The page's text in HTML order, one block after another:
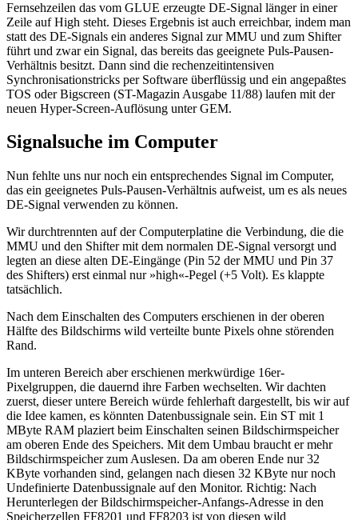
Fernsehzeilen das vom GLUE erzeugte DE-Signal länger in einer
Zeile auf High steht. Dieses Ergebnis ist auch erreichbar, indem man
statt des DE-Signals ein anderes Signal zur MMU und zum Shifter
führt und zwar ein Signal, das bereits das geeignete Puls-Pausen-
Verhältnis besitzt. Dann sind die rechenzeitintensiven
Synchronisationstricks per Software überflüssig und ein angepaßtes
TOS oder Bigscreen (ST-Magazin Ausgabe 11/88) laufen mit der
neuen Hyper-Screen-Auflösung unter GEM.
Signalsuche im Computer
Nun fehlte uns nur noch ein entsprechendes Signal im Computer,
das ein geeignetes Puls-Pausen-Verhältnis aufweist, um es als neues
DE-Signal verwenden zu können.
Wir durchtrennten auf der Computerplatine die Verbindung, die die
MMU und den Shifter mit dem normalen DE-Signal versorgt und
legten an diese alten DE-Eingänge (Pin 52 der MMU und Pin 37
des Shifters) erst einmal nur »high«-Pegel (+5 Volt). Es klappte
tatsächlich.
Nach dem Einschalten des Computers erschienen in der oberen
Hälfte des Bildschirms wild verteilte bunte Pixels ohne störenden
Rand.
Im unteren Bereich aber erschienen merkwürdige 16er-
Pixelgruppen, die dauernd ihre Farben wechselten. Wir dachten
zuerst, dieser untere Bereich würde fehlerhaft dargestellt, bis wir auf
die Idee kamen, es könnten Datenbussignale sein. Ein ST mit 1
MByte RAM plaziert beim Einschalten seinen Bildschirmspeicher
am oberen Ende des Speichers. Mit dem Umbau braucht er mehr
Bildschirmspeicher zum Auslesen. Da am oberen Ende nur 32
KByte vorhanden sind, gelangen nach diesen 32 KByte nur noch
Undefinierte Datenbussignale auf den Monitor. Richtig: Nach
Herunterlegen der Bildschirmspeicher-Anfangs-Adresse in den
Speicherzellen FF8201 und FF8203 ist von diesen wild